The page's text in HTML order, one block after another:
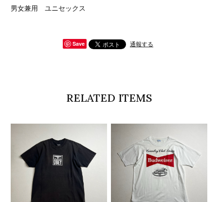
男女兼用 ユニセックス
Save 通報する
RELATED ITEMS